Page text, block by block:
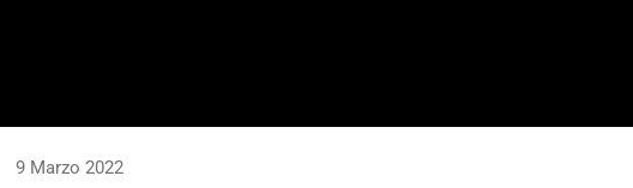
9 Marzo 2022